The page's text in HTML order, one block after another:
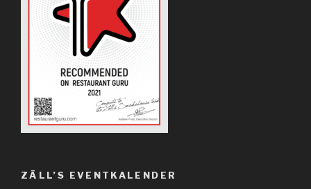
ZÄLL’S EVENTKALENDER